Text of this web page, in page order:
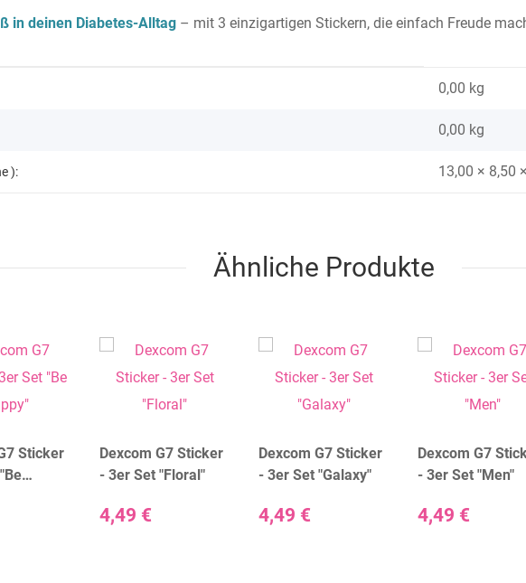
in deinen Diabetes-Alltag – mit 3 einzigartigen Stickern, die einfach Freude
0,00 kg
0,00 kg
): 13,00 × 8,50
Ähnliche Produkte
Sticker
Dexcom G7 Sticker
- 3er Set "Floral"
4,49 €
Dexcom G7 Sticker
- 3er Set "Galaxy"
4,49 €
Dexcom G7
- 3er Set "Men"
4,49 €